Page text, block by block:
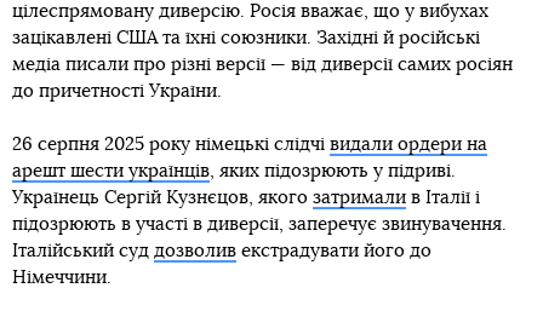
цілеспрямовану диверсію. Росія вважає, що у вибухах
зацікавлені США та їхні союзники. Західні й російські
медіа писали про різні версії — від диверсії самих росіян
до причетності України.
26 серпня 2025 року німецькі слідчі видали ордери на
арешт шести українців , яких підозрюють у підриві.
Українець Сергій Кузнєцов, якого затримали в Італії і
підозрюють в участі в диверсії, заперечує звинувачення.
Італійський суд дозволив екстрадувати його до
Німеччини.